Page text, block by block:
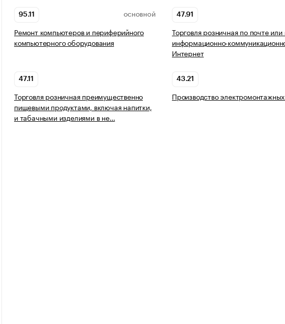
95.11 ОСНОВНОЙ
Ремонт компьютеров и периферийного
компьютерного оборудования
47.91
Торговля розничная по почте или
информационно-
Интернет
47.11
Торговля розничная преимущественно
пищевыми продуктами, включая напитки,
и табачными изделиями в не…
43.21
Производство